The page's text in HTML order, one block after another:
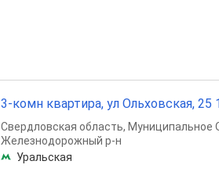
3-комн квартира, ул Ольховская, 25
Свердловская область, Муниципальное
Железнодорожный р-н
Уральская